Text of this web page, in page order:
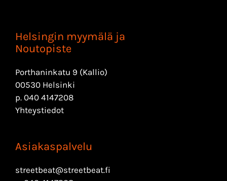
Helsingin myymälä ja
Noutopiste
Porthaninkatu 9 (Kallio)
00530 Helsinki
p. 040 4147208
Yhteystiedot
Asiakaspalvelu
streetbeat@streetbeat.fi